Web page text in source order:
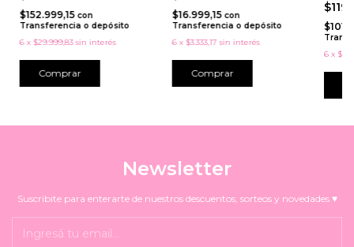
$152.999,15 con
Transferencia o depósito
6 x $29.999,83 sin interés
Comprar
$16.999,15 con
Transferencia o depósito
6 x $3.333,17 sin interés
6 x
Newsletter
Suscribite para enterarte de nuestros descuentos, sorteos y novedades ♥